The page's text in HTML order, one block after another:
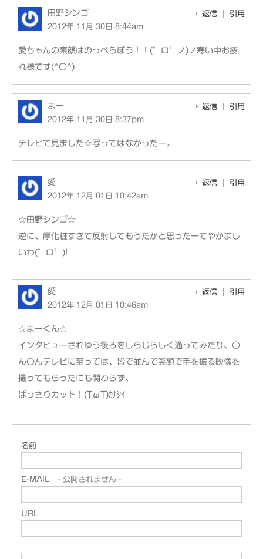
田野シンゴ
2012年 11月 30日 8:44am
返信 引用
愛ちゃんの素顔はのっぺらぼう！！(゜ロ゜ノ)ノ寒い中お疲
れ様です(^〇^)
まー
2012年 11月 30日 8:37pm
返信 引用
テレビで見ました☆写ってはなかったー。
愛
2012年 12月 01日 10:42am
返信 引用
☆田野シンゴ☆
逆に、厚化粧すぎて反射してもうたかと思ったーてやかまし
いわ(゜ロ゜)!
愛
2012年 12月 01日 10:46am
返信 引用
☆まーくん☆
インタビューされゆう後ろをしらじらしく通ってみたり、〇
ん〇んテレビに至っては、皆で並んで笑顔で手を振る映像を
撮ってもらったにも関わらず、
ばっさりカット！(TωT)ｶﾅｼｲ
名前
E-MAIL - 公開されません -
URL